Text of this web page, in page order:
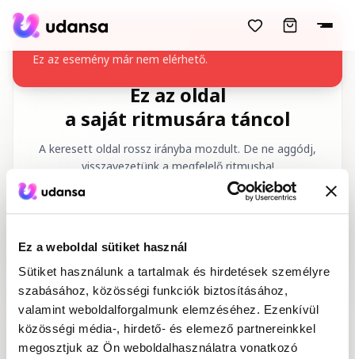
Ez a weboldal sütiket használ
Sütiket használunk a tartalmak és hirdetések személyre
szabásához, közösségi funkciók biztosításához,
valamint weboldalforgalmunk elemzéséhez. Ezenkívül
közösségi média-, hirdető- és elemező partnereinkkel
megosztjuk az Ön weboldalhasználatra vonatkozó
accessibility.skipToMainContent
Az esemény nem található
Ez az esemény már nem elérhető.
Ez az oldal
a saját ritmusára táncol
A keresett oldal rossz irányba mozdult. De ne aggódj,
visszavezetünk a megfelelő ritmusba!
Kezdőlap Tánctanfolyamok